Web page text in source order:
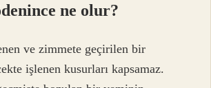
ne olur?
ve zimmete geçirilen bir
işlenen kusurları kapsamaz.